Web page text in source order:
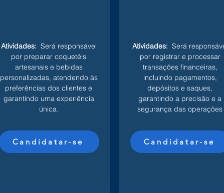
Atividades: Será responsável
por preparar coquetéis
artesanais e bebidas
personalizadas, atendendo às
preferências dos clientes e
garantindo uma experiência
única.
Candidatar-se
Atividades: Será
por registrar e processar
transações financeiras,
incluindo pagamentos,
depósitos e saques,
garantindo a precisão e a
segurança das operações
Candidatar-se